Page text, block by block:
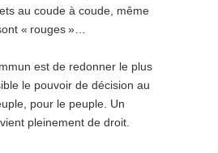
au coude à coude, même
« rouges »…
est de redonner le plus
le pouvoir de décision au
pour le peuple. Un
pleinement de droit.